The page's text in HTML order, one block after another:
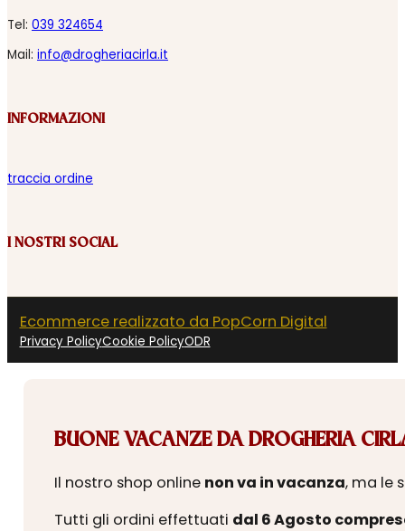
Tel: 039 324654
Mail: info@drogheriacirla.it
INFORMAZIONI
traccia ordine
I NOSTRI SOCIAL
Ecommerce realizzato da PopCorn Digital
Privacy PolicyCookie PolicyODR
BUONE VACANZE DA DROGHERIA
Il nostro shop online non va in vacanza, ma le
Tutti gli ordini effettuati dal 6 Agosto